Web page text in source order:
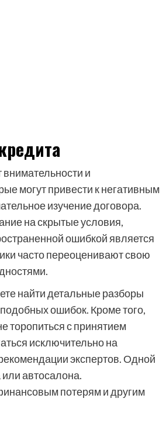
и
могут привести к негативным
изучение договора.
на скрытые условия,
ошибкой является
часто переоценивают свою
найти детальные разборы
ошибок. Кроме того,
торопиться с принятием
исключительно на
экспертов. Одной
автосалона.
потерям и другим